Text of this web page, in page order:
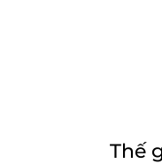
Thế